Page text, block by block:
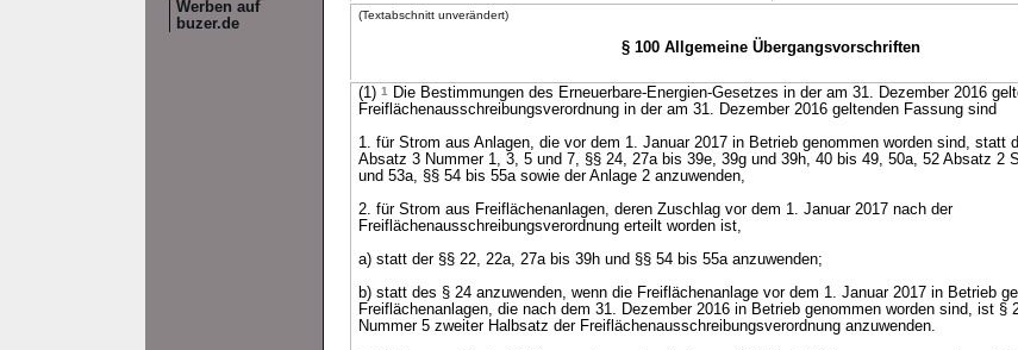
Werben auf
buzer.de
(Textabschnitt unverändert)
§ 100 Allgemeine Übergangsvorschriften
(1) 1
Die Bestimmungen des Erneuerbare-Energien-Gesetzes in der am 31. Dezember 2016
Freiflächenausschreibungsverordnung in der am 31. Dezember 2016 geltenden Fassung sind
1. für Strom aus Anlagen, die vor dem 1. Januar 2017 in Betrieb genommen worden sind, statt
Absatz 3 Nummer 1, 3, 5 und 7, §§ 24, 27a bis 39e, 39g und 39h, 40 bis 49, 50a, 52 Absatz 2
und 53a, §§ 54 bis 55a sowie der Anlage 2 anzuwenden,
2. für Strom aus Freiflächenanlagen, deren Zuschlag vor dem 1. Januar 2017 nach der
Freiflächenausschreibungsverordnung erteilt worden ist,
a) statt der §§ 22, 22a, 27a bis 39h und §§ 54 bis 55a anzuwenden;
b) statt des § 24 anzuwenden, wenn die Freiflächenanlage vor dem 1. Januar 2017 in Betrieb
Freiflächenanlagen, die nach dem 31. Dezember 2016 in Betrieb genommen worden sind, ist §
Nummer 5 zweiter Halbsatz der Freiflächenausschreibungsverordnung anzuwenden.